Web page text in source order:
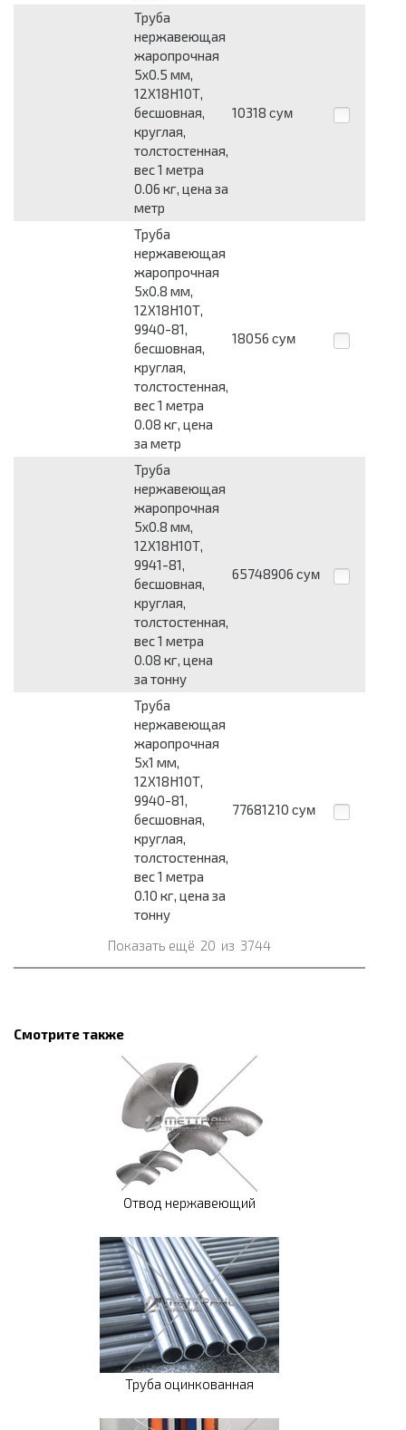
Труба
нержавеющая
жаропрочная
5x0.5 мм,
12Х18Н10Т,
бесшовная,
круглая,
толстостенная,
вес 1 метра
0.06 кг, цена за
метр
10318 сум
Труба
нержавеющая
жаропрочная
5x0.8 мм,
12Х18Н10Т,
9940-81,
бесшовная,
круглая,
толстостенная,
вес 1 метра
0.08 кг, цена
за метр
18056 сум
Труба
нержавеющая
жаропрочная
5x0.8 мм,
12Х18Н10Т,
9941-81,
бесшовная,
круглая,
толстостенная,
вес 1 метра
0.08 кг, цена
за тонну
65748906 сум
Труба
нержавеющая
жаропрочная
5x1 мм,
12Х18Н10Т,
9940-81,
бесшовная,
круглая,
толстостенная,
вес 1 метра
0.10 кг, цена за
тонну
77681210 сум
Показать ещё 20 из 3744
Смотрите также
Отвод нержавеющий
Труба оцинкованная